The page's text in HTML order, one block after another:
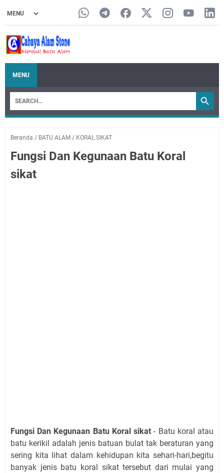
MENU
Beranda / BATU ALAM / KORAL SIKAT
Fungsi Dan Kegunaan Batu Koral
sikat
Fungsi Dan Kegunaan Batu Koral sikat - Batu koral atau
batu kerikil adalah jenis batuan bulat tak beraturan yang
sering kita lihat dalam kehidupan kita sehari-hari,begitu
banyak jenis batu koral sikat tersebut dari mulai yang